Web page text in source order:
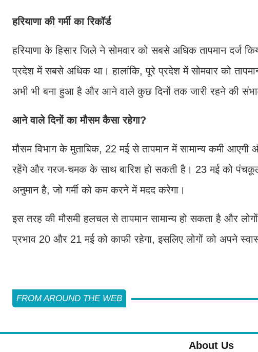
हरियाणा की गर्मी का रिकॉर्ड
हरियाणा के हिसार जिले ने सोमवार को सबसे अधिक तापमान दर्ज
प्रदेश में सबसे अधिक था। हालांकि, पूरे प्रदेश में सोमवार को
अभी भी बना हुआ है और आने वाले कुछ दिनों तक जारी रहने की
आने वाले दिनों का मौसम कैसा रहेगा?
मौसम विभाग के मुताबिक, 22 मई से तापमान में सामान्य कमी
रहेंगे और गरज-चमक के साथ बारिश हो सकती है। 23 मई को
अनुमान है, जो गर्मी को कम करने में मदद करेगा।
इस तरह की मौसमी हलचल से तापमान सामान्य हो सकता है और
प्रभाव 20 और 21 मई को काफी रहेगा, इसलिए लोगों को अपने
FROM AROUND THE WEB
About Us